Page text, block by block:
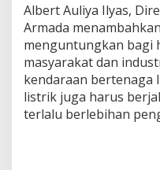
Albert Auliya Ilyas,
Armada
menguntungkan bagi
masyarakat dan
kendaraan bertenaga
listrik juga harus
terlalu berlebihan